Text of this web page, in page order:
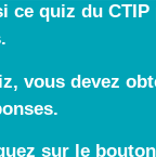
ce quiz du
vous devez
sur le